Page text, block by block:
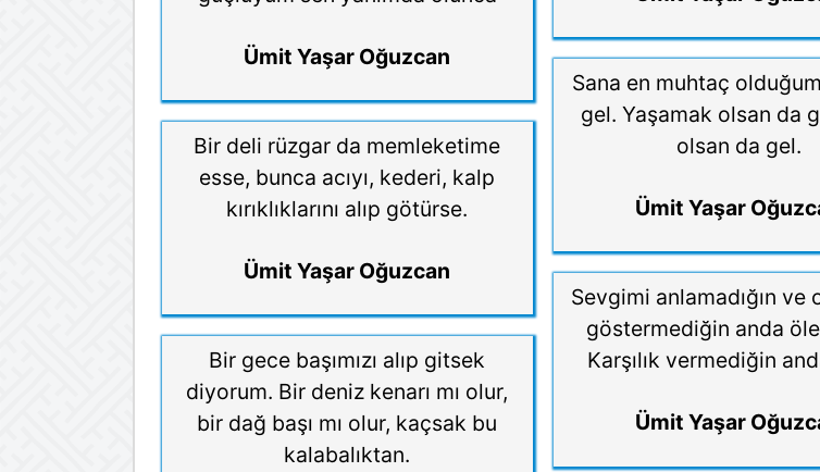
Ümit Yaşar Oğuzcan
Bir deli rüzgar da memleketime
esse, bunca acıyı, kederi, kalp
kırıklıklarını alıp götürse.
Ümit Yaşar Oğuzcan
Bir gece başımızı alıp gitsek
diyorum. Bir deniz kenarı mı olur,
bir dağ başı mı olur, kaçsak bu
kalabalıktan.
Sana en muhtaç
gel. Yaşamak olsan da
olsan da gel.
Ümit Yaşar
Sevgimi anlamadığın ve
göstermediğin anda
Karşılık vermediğin
Ümit Yaşar